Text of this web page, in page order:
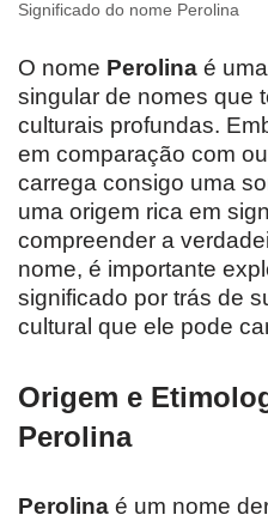
Significado do nome Perolina
O nome Perolina é
singular de nomes que
culturais profundas.
em comparação com
carrega consigo uma
uma origem rica em
compreender a
nome, é importante
significado por trás de
cultural que ele pode
Origem e
Perolina
Perolina é um nome